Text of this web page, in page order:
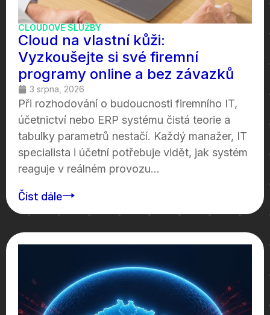
CLOUDOVÉ SLUŽBY
Cloud na vlastní kůži:
Vyzkoušejte si své firemní
programy online a bez závazků
3 srpna, 2026
Při rozhodování o budoucnosti firemního IT,
účetnictví nebo ERP systému čistá teorie a
tabulky parametrů nestačí. Každý manažer, IT
specialista i účetní potřebuje vidět, jak systém
reaguje v reálném provozu...
Číst dále